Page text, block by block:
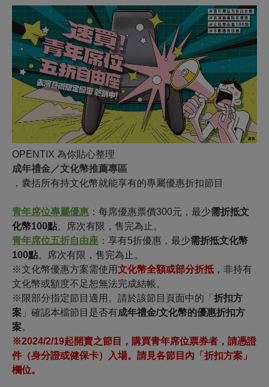
OPENTIX 為你貼心整理
成年禮金／文化幣推薦專區
，囊括所有持文化幣就能享有的專屬優惠折扣節目
青年席位專屬優惠 ：每席優惠票價300元，最少需折抵文
化幣100點。席次有限，售完為止。
青年席位五折自由座 ：享有5折優惠，最少需折抵文化幣
100點。席次有限，售完為止。
※文化幣優惠方案需使用文化幣全額或部分折抵 ，非持有
文化幣或額度不足恕無法完成結帳。
※限部分指定節目適用。請於該節目頁面中的「 折扣方
案 」 確認本檔節目是否有成年禮金/文化幣的優惠折扣方
案。
※2024/2/19起開賣之節目，購買青年席位票券者，請憑證
件（身分證或健保卡）入場。請見各節目內「折扣方案」
欄位。